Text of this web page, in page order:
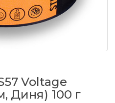
Voltage
Диня) 100 г